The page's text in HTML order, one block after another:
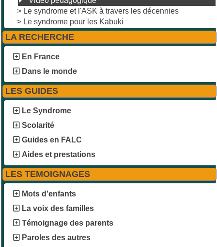
> Le syndrome et l'ASK à travers les décennies
> Le syndrome pour les Kabuki
LA RECHERCHE
En France
Dans le monde
LES GUIDES
Le Syndrome
Scolarité
Guides en FALC
Aides et prestations
LES TEMOIGNAGES
Mots d'enfants
La voix des familles
Témoignage des parents
Paroles des autres